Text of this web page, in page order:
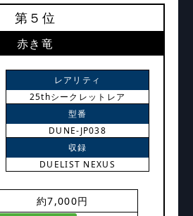
第５位
赤き竜
レアリティ
25thシークレットレア
型番
DUNE-JP038
収録
DUELIST NEXUS
約7,000円